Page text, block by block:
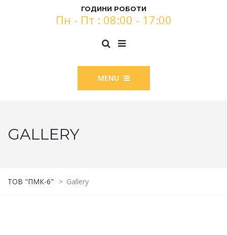
ГОДИНИ РОБОТИ
Пн - Пт : 08:00 - 17:00
MENU
GALLERY
ТОВ "ПМК-6" > Gallery